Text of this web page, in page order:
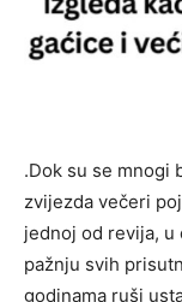
.Dok su se mnogi
zvijezda večeri
jednoj od revija, u
pažnju svih
godinama ruši